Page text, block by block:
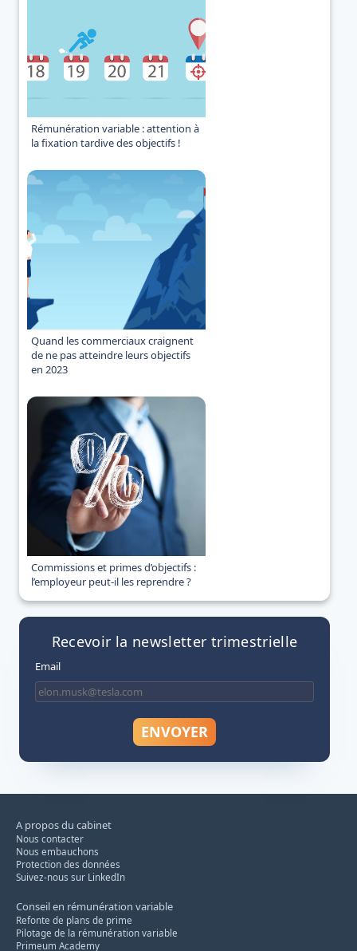
Rémunération variable : attention à
la fixation tardive des objectifs !
Quand les commerciaux craignent
de ne pas atteindre leurs objectifs
en 2023
Commissions et primes d’objectifs :
l’employeur peut-il les reprendre ?
Recevoir la newsletter trimestrielle
Email
A propos du cabinet
Nous contacter
Nous embauchons
Protection des données
Suivez-nous sur LinkedIn
Conseil en rémunération variable
Refonte de plans de prime
Pilotage de la rémunération variable
Primeum Academy